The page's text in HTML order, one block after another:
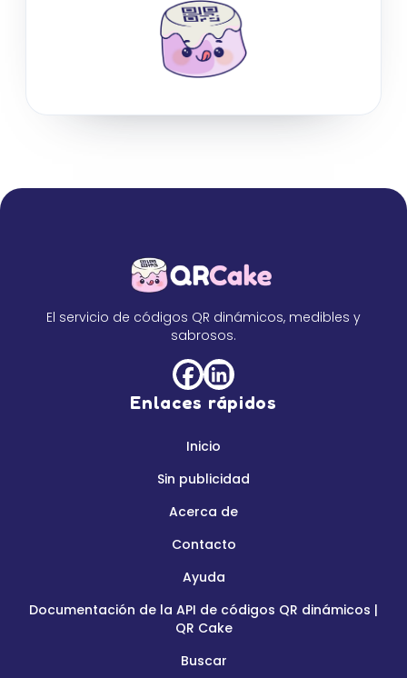
El servicio de códigos QR dinámicos, medibles y
sabrosos.
Enlaces rápidos
Inicio
Sin publicidad
Acerca de
Contacto
Ayuda
Documentación de la API de códigos QR dinámicos |
QR Cake
Buscar